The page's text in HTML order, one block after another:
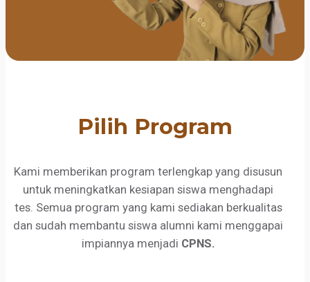
Pilih Program
Kami memberikan program terlengkap yang disusun
untuk meningkatkan kesiapan siswa menghadapi
tes. Semua program yang kami sediakan berkualitas
dan sudah membantu siswa alumni kami menggapai
impiannya menjadi CPNS.